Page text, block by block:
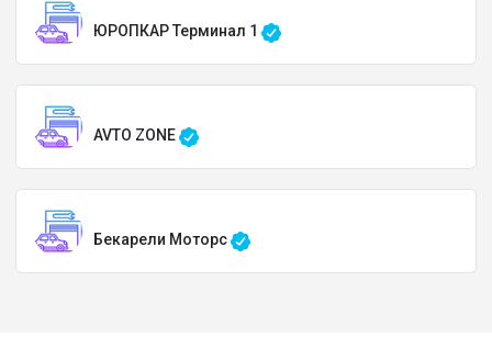
ЮРОПКАР Терминал 1
AVTO ZONE
Бекарели Моторс